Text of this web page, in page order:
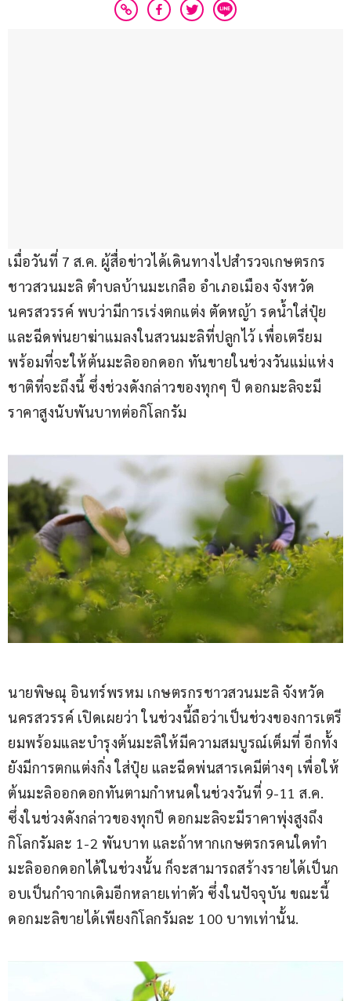
เมื่อวันที่ 7 ส.ค. ผู้สื่อข่าวได้เดินทางไปสำรวจเกษตรกร
ชาวสวนมะลิ ตำบลบ้านมะเกลือ อำเภอเมือง จังหวัด
นครสวรรค์ พบว่ามีการเร่งตกแต่ง ตัดหญ้า รดน้ำใส่ปุ๋ย
และฉีดพ่นยาฆ่าแมลงในสวนมะลิที่ปลูกไว้ เพื่อเตรียม
พร้อมที่จะให้ต้นมะลิออกดอก ทันขายในช่วงวันแม่แห่ง
ชาติที่จะถึงนี้ ซึ่งช่วงดังกล่าวของทุกๆ ปี ดอกมะลิจะมี
ราคาสูงนับพันบาทต่อกิโลกรัม
นายพิษณุ อินทร์พรหม เกษตรกรชาวสวนมะลิ จังหวัด
นครสวรรค์ เปิดเผยว่า ในช่วงนี้ถือว่าเป็นช่วงของการเตรี
ยมพร้อมและบำรุงต้นมะลิให้มีความสมบูรณ์เต็มที่ อีกทั้ง
ยังมีการตกแต่งกิ่ง ใส่ปุ๋ย และฉีดพ่นสารเคมีต่างๆ เพื่อให้
ต้นมะลิออกดอกทันตามกำหนดในช่วงวันที่ 9-11 ส.ค.
ซึ่งในช่วงดังกล่าวของทุกปี ดอกมะลิจะมีราคาพุ่งสูงถึง
กิโลกรัมละ 1-2 พันบาท และถ้าหากเกษตรกรคนใดทำ
มะลิออกดอกได้ในช่วงนั้น ก็จะสามารถสร้างรายได้เป็นก
อบเป็นกำจากเดิมอีกหลายเท่าตัว ซึ่งในปัจจุบัน ขณะนี้
ดอกมะลิขายได้เพียงกิโลกรัมละ 100 บาทเท่านั้น.